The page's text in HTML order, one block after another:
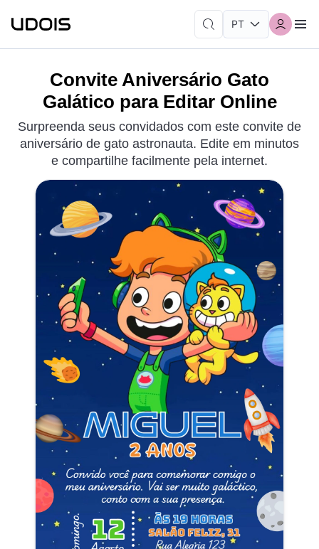
Convite Aniversário Gato
Galático para Editar Online
Surpreenda seus convidados com este convite de
aniversário de gato astronauta. Edite em minutos
e compartilhe facilmente pela internet.